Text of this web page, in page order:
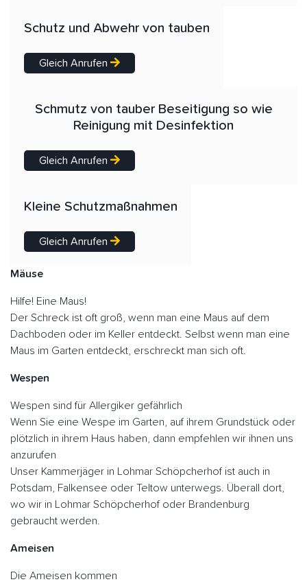
Schutz und Abwehr von tauben
Gleich Anrufen
Schmutz von tauber Beseitigung so wie
Reinigung mit Desinfektion
Gleich Anrufen
Kleine Schutzmaßnahmen
Gleich Anrufen
Mäuse
Hilfe! Eine Maus!
Der Schreck ist oft groß, wenn man eine Maus auf dem
Dachboden oder im Keller entdeckt. Selbst wenn man eine
Maus im Garten entdeckt, erschreckt man sich oft.
Wespen
Wespen sind für Allergiker gefährlich
Wenn Sie eine Wespe im Garten, auf ihrem Grundstück oder
plötzlich in ihrem Haus haben, dann empfehlen wir ihnen uns
anzurufen
Unser Kammerjäger in Lohmar Schöpcherhof ist auch in
Potsdam, Falkensee oder Teltow unterwegs. Überall dort,
wo wir in Lohmar Schöpcherhof oder Brandenburg
gebraucht werden.
Ameisen
Die Ameisen kommen